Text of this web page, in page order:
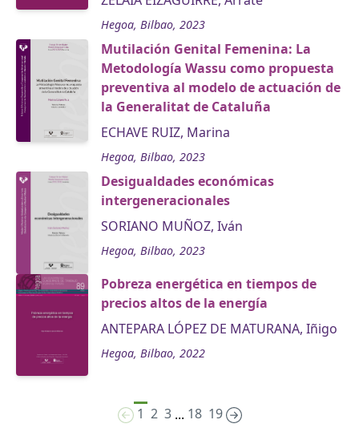
Hegoa, Bilbao, 2023
Mutilación Genital Femenina: La
Metodología Wassu como propuesta
preventiva al modelo de actuación de
la Generalitat de Cataluña
ECHAVE RUIZ, Marina
Hegoa, Bilbao, 2023
Desigualdades económicas
intergeneracionales
SORIANO MUÑOZ, Iván
Hegoa, Bilbao, 2023
Pobreza energética en tiempos de
precios altos de la energía
ANTEPARA LÓPEZ DE MATURANA, Iñigo
Hegoa, Bilbao, 2022
1 2 3 ... 18 19